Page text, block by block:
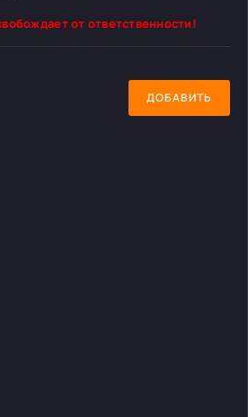
от ответственности!
ДОБАВИТЬ